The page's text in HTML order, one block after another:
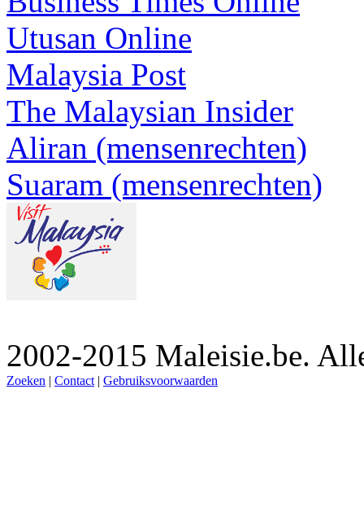
Utusan Online
Malaysia Post
The Malaysian Insider
Aliran (mensenrechten)
Suaram (mensenrechten)
2002-2015 Maleisie.be.
Zoeken | Contact | Gebruiksvoorwaarden